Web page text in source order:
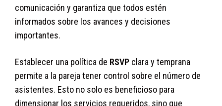
comunicación y garantiza que todos estén
informados sobre los avances y decisiones
importantes.
Establecer una política de RSVP clara y temprana
permite a la pareja tener control sobre el número de
asistentes. Esto no solo es beneficioso para
dimensionar los servicios requeridos, sino que